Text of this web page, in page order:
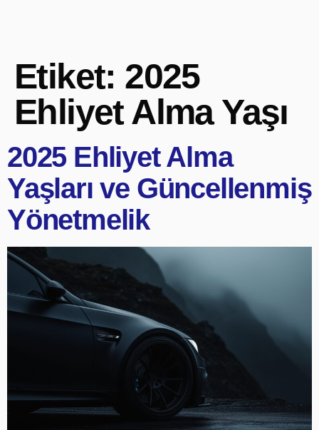
Etiket: 2025
Ehliyet Alma Yaşı
2025 Ehliyet Alma
Yaşları ve Güncellenmiş
Yönetmelik